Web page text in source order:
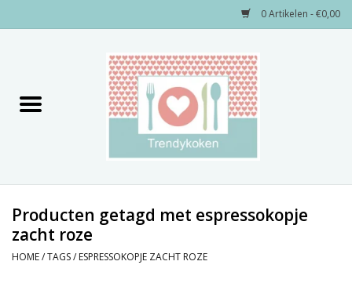
0 Artikelen - €0,00
Decoratie
Keukengerei
Producten getagd met espressokopje
zacht roze
HOME/TAGS/ ESPRESSOKOPJE ZACHT ROZE